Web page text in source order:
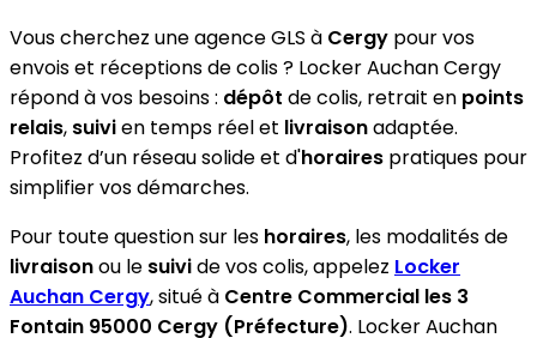
Vous cherchez une agence GLS à Cergy pour vos
envois et réceptions de colis ? Locker Auchan Cergy
répond à vos besoins : dépôt de colis, retrait en points
relais, suivien temps réel et livraisonadaptée.
Profitez d’un réseau solide et d'horaires pratiques pour
simplifier vos démarches.
Pour toute question sur les horaires, les modalités de
livraisonou le suivide vos colis, appelez Locker
Auchan Cergy, situé à Centre Commercial les 3
Fontain 95000 Cergy (Préfecture). Locker Auchan